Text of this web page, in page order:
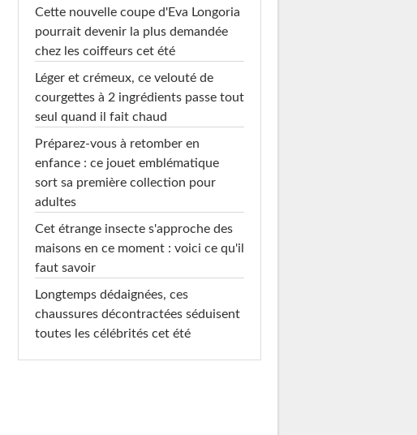
Cette nouvelle coupe d'Eva Longoria
pourrait devenir la plus demandée
chez les coiffeurs cet été
Léger et crémeux, ce velouté de
courgettes à 2 ingrédients passe tout
seul quand il fait chaud
Préparez-vous à retomber en
enfance : ce jouet emblématique
sort sa première collection pour
adultes
Cet étrange insecte s'approche des
maisons en ce moment : voici ce qu'il
faut savoir
Longtemps dédaignées, ces
chaussures décontractées séduisent
toutes les célébrités cet été